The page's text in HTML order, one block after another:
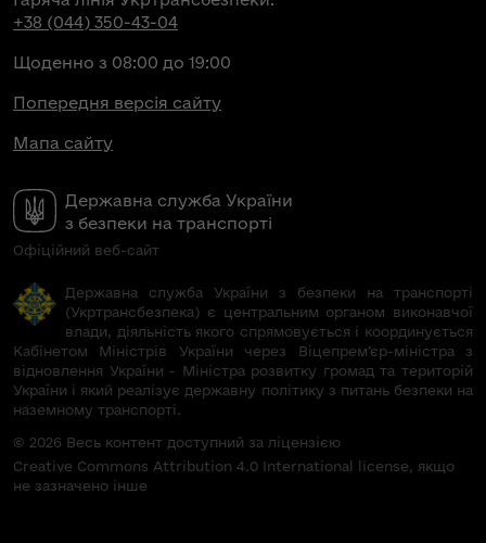
Державна служба України
з безпеки на транспорті
Офіційний веб-сайт
+38 (044) 350-43-04
Щоденно з 08:00 до 19:00
Попередня версія сайту
Мапа сайту
Державна служба України з безпеки на транспорті
(Укртрансбезпека) є центральним органом виконавчої
влади, діяльність якого спрямовується і координується
Кабінетом Міністрів України через Віцепрем’єр-міністра з
відновлення України - Міністра розвитку громад та територій
України і який реалізує державну політику з питань безпеки на
наземному транспорті.
© 2026 Весь контент доступний за ліцензією
Creative Commons Attribution 4.0 International license, якщо
не зазначено інше